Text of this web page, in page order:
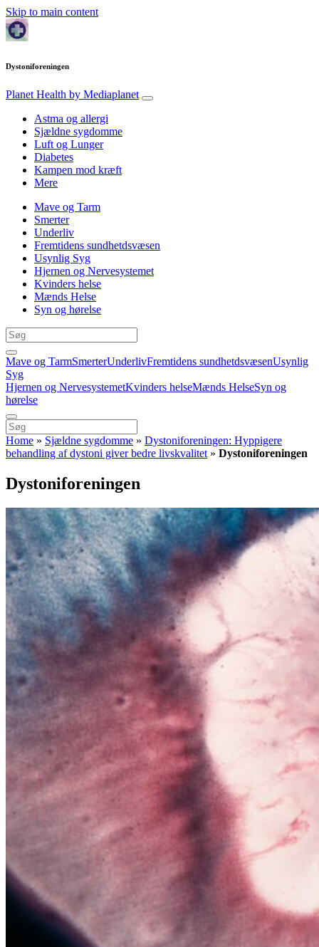
Skip to main content
Dystoniforeningen
Planet Health by Mediaplanet
Astma og allergi
Sjældne sygdomme
Luft og Lunger
Diabetes
Kampen mod kræft
Mere
Mave og Tarm
Smerter
Underliv
Fremtidens sundhetdsvæsen
Usynlig Syg
Hjernen og Nervesystemet
Kvinders helse
Mænds Helse
Syn og hørelse
Mave og TarmSmerterUnderlivFremtidens sundhetdsvæsenUsynlig
Syg
Hjernen og NervesystemetKvinders helseMænds HelseSyn og
hørelse
Home » Sjældne sygdomme » Dystoniforeningen: Hyppigere
behandling af dystoni giver bedre livskvalitet » Dystoniforeningen
Dystoniforeningen